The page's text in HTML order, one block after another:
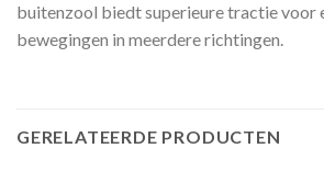
buitenzool biedt superieure tractie voor
bewegingen in meerdere richtingen.
GERELATEERDE PRODUCTEN